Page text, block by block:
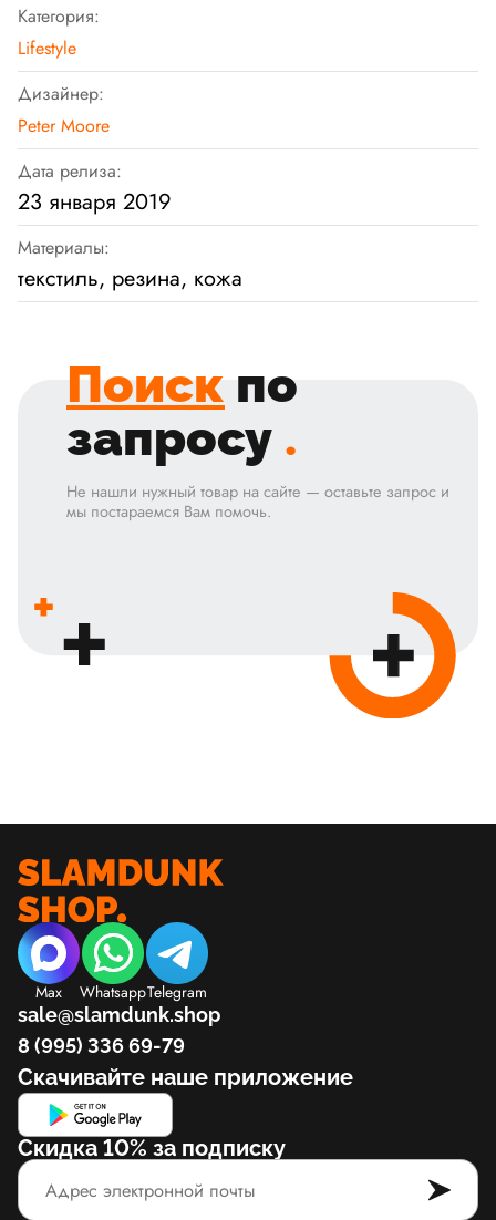
Категория:
Lifestyle
Дизайнер:
Peter Moore
Дата релиза:
23 января 2019
Материалы:
текстиль, резина, кожа
Поиск по
запросу .
Не нашли нужный товар на сайте — оставьте запрос и
мы постараемся Вам помочь.
Max WhatsappTelegram
sale@slamdunk.shop
8 (995) 336 69-79
Скачивайте наше приложение
Скидка 10% за подписку